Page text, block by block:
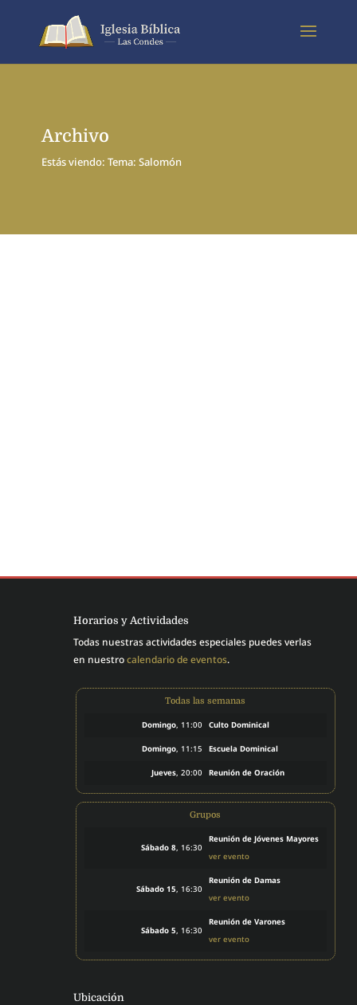
Archivo
Estás viendo: Tema: Salomón
Horarios y Actividades
Todas nuestras actividades especiales puedes verlas
en nuestrocalendario de eventos.
Todas las semanas
Domingo, 11:00 Culto Dominical
Domingo, 11:15 Escuela Dominical
Jueves, 20:00 Reunión de Oración
Grupos
Sábado 8, 16:30
Reunión de Jóvenes Mayores
ver evento
Sábado 15, 16:30
Reunión de Damas
ver evento
Sábado 5, 16:30
Reunión de Varones
ver evento
Ubicación